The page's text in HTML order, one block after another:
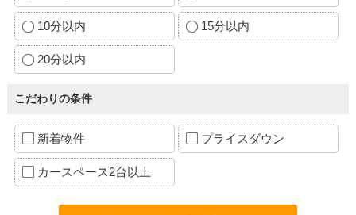
10分以内 15分以内
20分以内
こだわりの条件
新着物件 プライスダウン
カースペース2台以上